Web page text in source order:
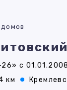
с 01.01.2008
км